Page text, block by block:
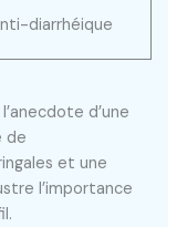
diarrhéique
d’une
de
et une
l’importance